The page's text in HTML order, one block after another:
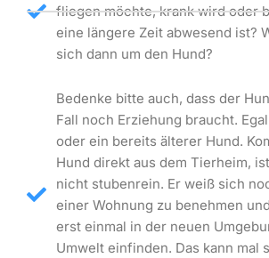
fliegen möchte, krank wird oder
eine längere Zeit abwesend ist?
sich dann um den Hund?
Bedenke bitte auch, dass der
Fall noch Erziehung braucht.
oder ein bereits älterer Hund.
Hund direkt aus dem Tierheim,
nicht stubenrein. Er weiß sich
einer Wohnung zu benehmen
erst einmal in der neuen
Umwelt einfinden. Das kann mal